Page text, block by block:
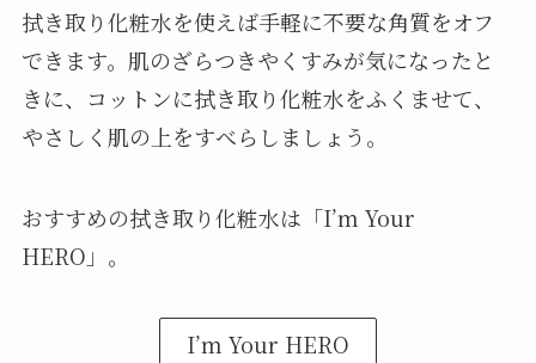
拭き取り化粧水を使えば手軽に不要な角質をオフ
できます。肌のざらつきやくすみが気になったと
きに、コットンに拭き取り化粧水をふくませて、
やさしく肌の上をすべらしましょう。
おすすめの拭き取り化粧水は「I’m Your
HERO」。
I’m Your HERO